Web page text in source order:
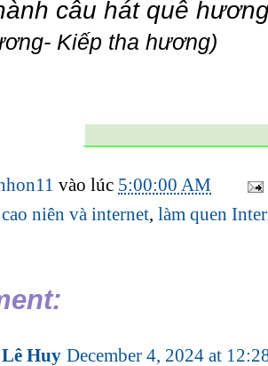
câu hát quê
Kiếp tha hương)
vào lúc 5:00:00 AM
cao niên và internet,làm quen
Huy December 4, 2024 at